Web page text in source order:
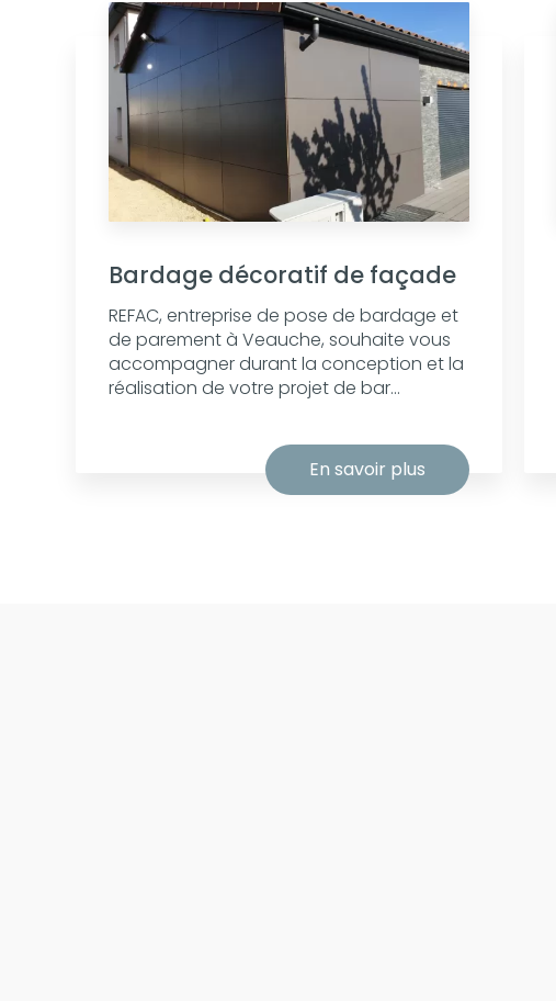
Bardage décoratif de façade
REFAC, entreprise de pose de bardage et
de parement à Veauche, souhaite vous
accompagner durant la conception et la
réalisation de votre projet de bar...
En savoir plus